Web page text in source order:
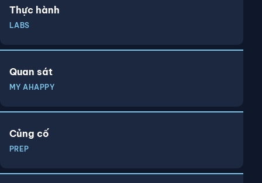
Thực hành
LABS
Quan sát
MY AHAPPY
Củng cố
PREP